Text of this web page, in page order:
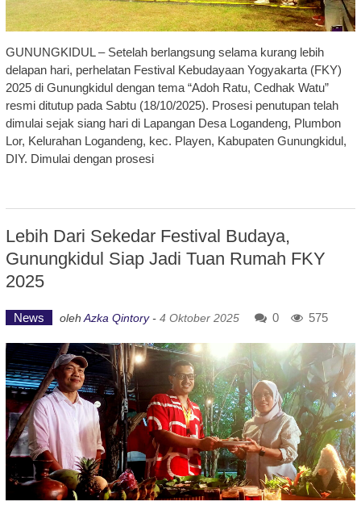
GUNUNGKIDUL – Setelah berlangsung selama kurang lebih
delapan hari, perhelatan Festival Kebudayaan Yogyakarta (FKY)
2025 di Gunungkidul dengan tema “Adoh Ratu, Cedhak Watu”
resmi ditutup pada Sabtu (18/10/2025). Prosesi penutupan telah
dimulai sejak siang hari di Lapangan Desa Logandeng, Plumbon
Lor, Kelurahan Logandeng, kec. Playen, Kabupaten Gunungkidul,
DIY. Dimulai dengan prosesi
Lebih Dari Sekedar Festival Budaya,
Gunungkidul Siap Jadi Tuan Rumah FKY
2025
News oleh Azka Qintory- 4 Oktober 2025 0 575